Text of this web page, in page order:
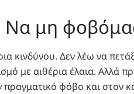
Να μη
κινδύνου. Δεν λέω να
με αιθέρια έλαια. Αλλά
φόβο και στον